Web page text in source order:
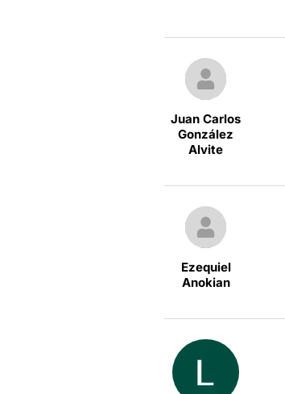
Juan Carlos
González
Alvite
Ezequiel
Anokian